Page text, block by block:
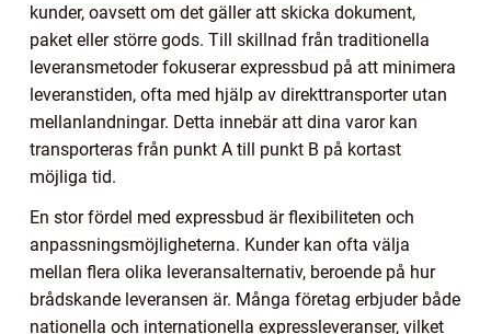
kunder, oavsett om det gäller att skicka dokument,
paket eller större gods. Till skillnad från traditionella
leveransmetoder fokuserar expressbud på att minimera
leveranstiden, ofta med hjälp av direkttransporter utan
mellanlandningar. Detta innebär att dina varor kan
transporteras från punkt A till punkt B på kortast
möjliga tid.
En stor fördel med expressbud är flexibiliteten och
anpassningsmöjligheterna. Kunder kan ofta välja
mellan flera olika leveransalternativ, beroende på hur
brådskande leveransen är. Många företag erbjuder både
nationella och internationella expressleveranser, vilket